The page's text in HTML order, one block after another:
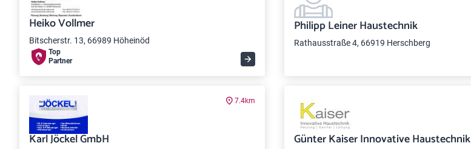
Heiko Vollmer
Bitscherstr. 13, 66989 Höheinöd
Top
Partner
Philipp Leiner Haustechnik
Rathausstraße 4, 66919 Herschberg
7.4km
Karl Jöckel GmbH Günter Kaiser Innovative Haustechnik